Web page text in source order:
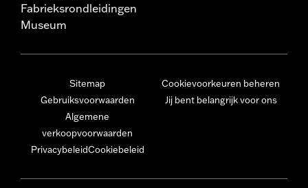
Fabrieksrondleidingen
Museum
Sitemap
Gebruiksvoorwaarden
Algemene
verkoopvoorwaarden
PrivacybeleidCookiebeleid
Cookievoorkeuren beheren
Jij bent belangrijk voor ons